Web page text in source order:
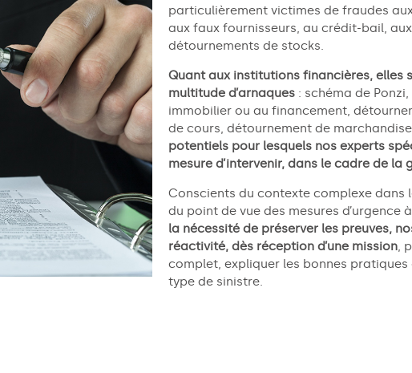
particulièrement victimes de fraudes
aux faux fournisseurs, au crédit-bail,
détournements de stocks.
Quant aux institutions financières, elles
multitude d’arnaques : schéma de
immobilier ou au financement,
de cours, détournement de
potentiels pour lesquels nos experts
mesure d’intervenir, dans le cadre de la
Conscients du contexte complexe dans
du point de vue des mesures d’urgence
la nécessité de préserver les preuves,
réactivité, dès réception d’une mission,
complet, expliquer les bonnes
type de sinistre.